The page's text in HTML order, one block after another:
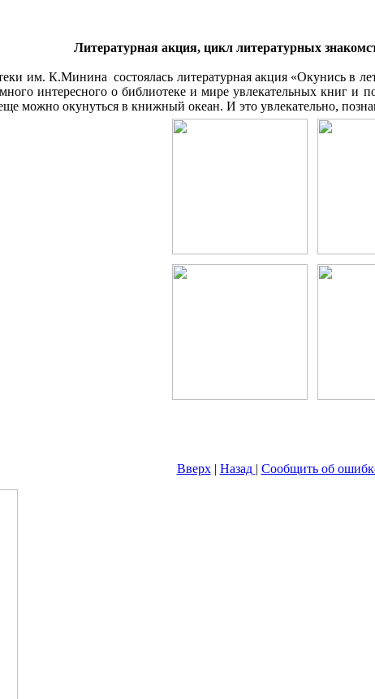
Литературная акция, цикл литературных
им. К.Минина состоялась литературная акция «Окунись в
интересного о библиотеке и мире увлекательных книг и
можно окунуться в книжный океан. И это увлекательно,
Вверх| Назад | Сообщить об